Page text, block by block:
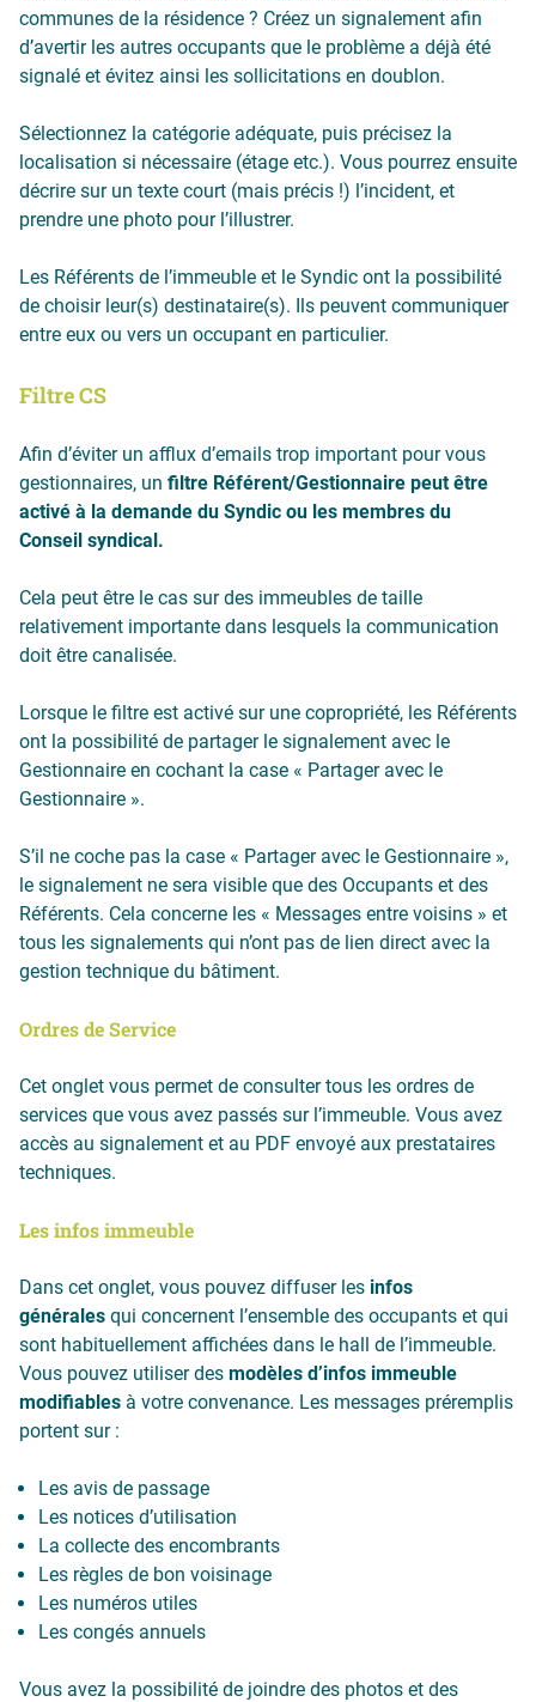
communes de la résidence ? Créez un signalement afin
d’avertir les autres occupants que le problème a déjà été
signalé et évitez ainsi les sollicitations en doublon.
Sélectionnez la catégorie adéquate, puis précisez la
localisation si nécessaire (étage etc.). Vous pourrez ensuite
décrire sur un texte court (mais précis !) l’incident, et
prendre une photo pour l’illustrer.
Les Référents de l’immeuble et le Syndic ont la possibilité
de choisir leur(s) destinataire(s). Ils peuvent communiquer
entre eux ou vers un occupant en particulier.
Filtre CS
Afin d’éviter un afflux d’emails trop important pour vous
gestionnaires, un filtre Référent/Gestionnaire peut être
activé à la demande du Syndic ou les membres du
Conseil syndical.
Cela peut être le cas sur des immeubles de taille
relativement importante dans lesquels la communication
doit être canalisée.
Lorsque le filtre est activé sur une copropriété, les Référents
ont la possibilité de partager le signalement avec le
Gestionnaire en cochant la case « Partager avec le
Gestionnaire ».
S’il ne coche pas la case « Partager avec le Gestionnaire »,
le signalement ne sera visible que des Occupants et des
Référents. Cela concerne les « Messages entre voisins » et
tous les signalements qui n’ont pas de lien direct avec la
gestion technique du bâtiment.
Ordres de Service
Cet onglet vous permet de consulter tous les ordres de
services que vous avez passés sur l’immeuble. Vous avez
accès au signalement et au PDF envoyé aux prestataires
techniques.
Les infos immeuble
Dans cet onglet, vous pouvez diffuser les infos
générales qui concernent l’ensemble des occupants et qui
sont habituellement affichées dans le hall de l’immeuble.
Vous pouvez utiliser des modèles d’infos immeuble
modifiables à votre convenance. Les messages préremplis
portent sur :
Les avis de passage
Les notices d’utilisation
La collecte des encombrants
Les règles de bon voisinage
Les numéros utiles
Les congés annuels
Vous avez la possibilité de joindre des photos et des